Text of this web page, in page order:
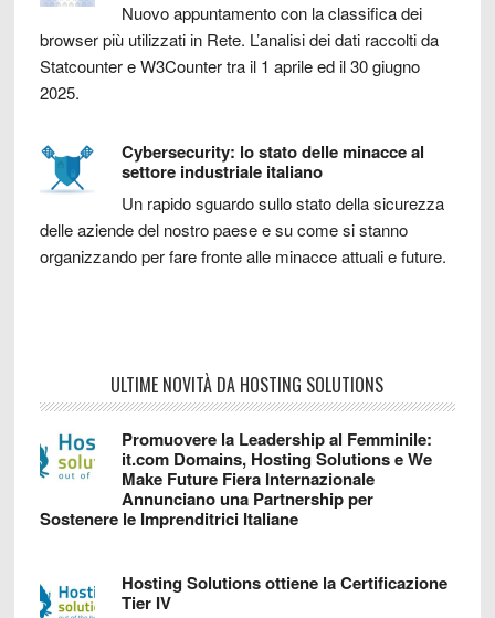
Nuovo appuntamento con la classifica dei
browser più utilizzati in Rete. L’analisi dei dati raccolti da
Statcounter e W3Counter tra il 1 aprile ed il 30 giugno
2025.
Cybersecurity: lo stato delle minacce al
settore industriale italiano
Un rapido sguardo sullo stato della sicurezza
delle aziende del nostro paese e su come si stanno
organizzando per fare fronte alle minacce attuali e future.
ULTIME NOVITÀ DA HOSTING SOLUTIONS
Promuovere la Leadership al Femminile:
it.com Domains, Hosting Solutions e We
Make Future Fiera Internazionale
Annunciano una Partnership per
Sostenere le Imprenditrici Italiane
Hosting Solutions ottiene la Certificazione
Tier IV